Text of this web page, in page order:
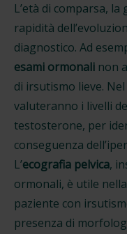
L’età di comparsa,
rapidità
diagnostico. Ad
esami ormonali non
di irsutismo lieve.
valuteranno i livelli
testosterone, per
conseguenza
L’ecografia pelvica,
ormonali, è utile
paziente con
presenza di